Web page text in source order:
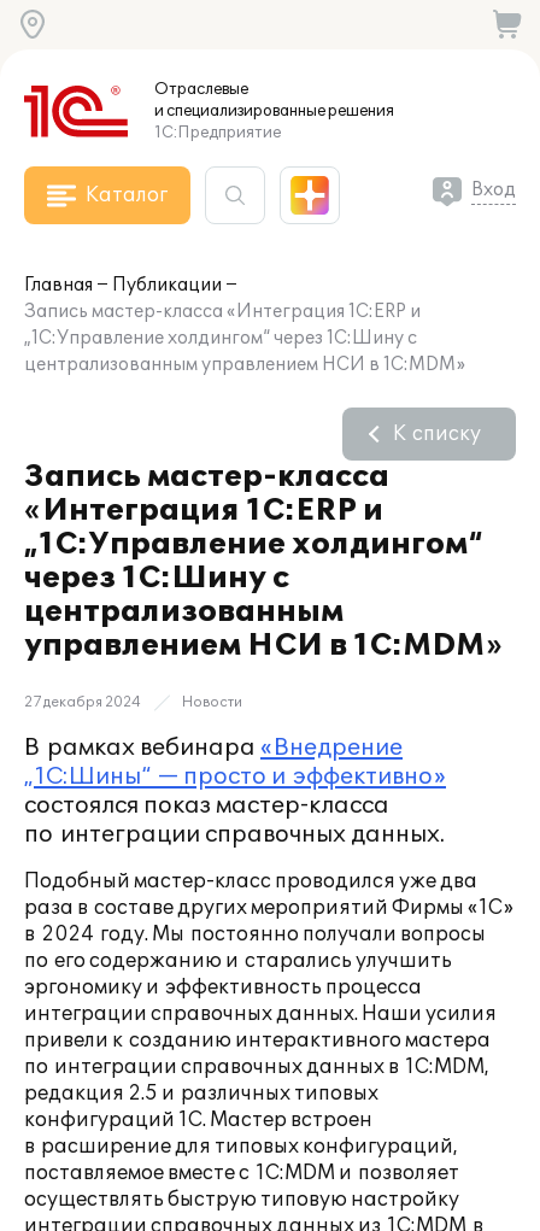
Отраслевые
и специализированныерешения
1С:Предприятие
Каталог Вход
Главная
Публикации
Запись мастер-класса «Интеграция 1C:ERP и
„1С:Управление холдингом“ через 1С:Шину с
централизованным управлением НСИ в 1С:MDM»
Запись мастер-класса
«Интеграция 1C:ERP и
„1С:Управление холдингом“
через 1С:Шину с
централизованным
управлением НСИ в 1С:MDM»
К списку
27 декабря 2024 Новости
В рамках вебинара «Внедрение
„1С:Шины“ — просто и эффективно»
состоялся показ мастер-класса
по интеграции справочных данных.
Подобный мастер-класс проводился уже два
раза в составе других мероприятий Фирмы «1С»
в 2024 году. Мы постоянно получали вопросы
по его содержанию и старались улучшить
эргономику и эффективность процесса
интеграции справочных данных. Наши усилия
привели к созданию интерактивного мастера
по интеграции справочных данных в 1С:MDM,
редакция 2.5 и различных типовых
конфигураций 1С. Мастер встроен
в расширение для типовых конфигураций,
поставляемое вместе с 1С:MDM и позволяет
осуществлять быструю типовую настройку
интеграции справочных данных из 1С:MDM в